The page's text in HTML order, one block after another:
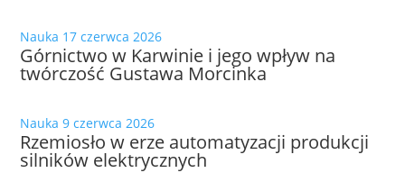
Nauka 17 czerwca 2026
Górnictwo w Karwinie i jego wpływ na
twórczość Gustawa Morcinka
Nauka 9 czerwca 2026
Rzemiosło w erze automatyzacji produkcji
silników elektrycznych